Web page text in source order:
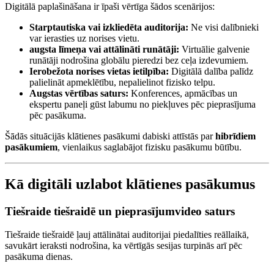
Digitālā paplašināšana ir īpaši vērtīga šādos scenārijos:
Starptautiska vai izkliedēta auditorija: Ne visi dalībnieki
var ierasties uz norises vietu.
augsta līmeņa vai attālināti runātāji: Virtuālie galvenie
runātāji nodrošina globālu pieredzi bez ceļa izdevumiem.
Ierobežota norises vietas ietilpība: Digitālā dalība palīdz
palielināt apmeklētību, nepalielinot fizisko telpu.
Augstas vērtības saturs: Konferences, apmācības un
ekspertu paneļi gūst labumu no piekļuves pēc pieprasījuma
pēc pasākuma.
Šādās situācijās klātienes pasākumi dabiski attīstās parhibrīdiem
pasākumiem, vienlaikus saglabājot fizisku pasākumu būtību.
Kā digitāli uzlabot klātienes pasākumus
Tiešraide tiešraidē un pieprasījumvideo saturs
Tiešraide tiešraidē ļauj attālinātai auditorijai piedalīties reāllaikā,
savukārt ieraksti nodrošina, ka vērtīgās sesijas turpinās arī pēc
pasākuma dienas.